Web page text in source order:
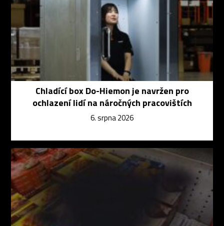
Chladící box Do-Hiemon je navržen pro
ochlazení lidí na náročných pracovištích
6. srpna 2026